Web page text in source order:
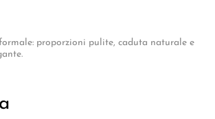
proporzioni pulite, caduta naturale e